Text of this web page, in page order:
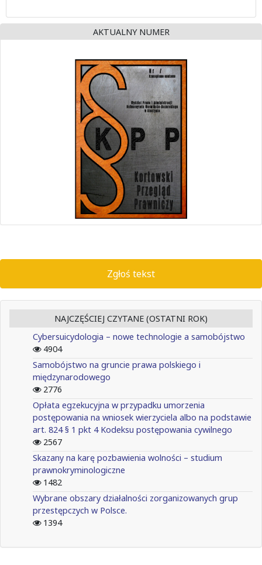
AKTUALNY NUMER
Zgłoś tekst
NAJCZĘŚCIEJ CZYTANE (OSTATNI ROK)
Cybersuicydologia – nowe technologie a samobójstwo
4904
Samobójstwo na gruncie prawa polskiego i
międzynarodowego
2776
Opłata egzekucyjna w przypadku umorzenia
postępowania na wniosek wierzyciela albo na podstawie
art. 824 § 1 pkt 4 Kodeksu postępowania cywilnego
2567
Skazany na karę pozbawienia wolności – studium
prawnokryminologiczne
1482
Wybrane obszary działalności zorganizowanych grup
przestępczych w Polsce.
1394